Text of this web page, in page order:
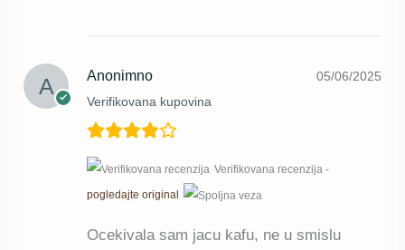
Anonimno
Verifikovana kupovina
05/06/2025
Verifikovana recenzija -
pogledajte original
Ocekivala sam jacu kafu, ne u smislu